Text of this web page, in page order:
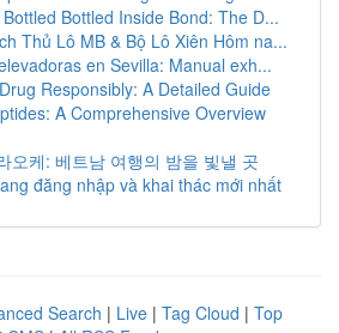
Bottled Inside Bond: The D...
Thủ Lô MB & Bộ Lô Xiên Hôm na...
en Sevilla: Manual exh...
Responsibly: A Detailed Guide
A Comprehensive Overview
오케: 베트남 여행의 밤을 빛낼 곳
đăng nhập và khai thác mới nhất
Search | Live | Tag Cloud | Top